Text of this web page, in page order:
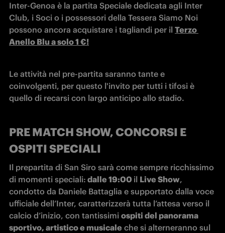
Inter-Genoa è la partita Speciale dedicata agli Inter
Club, i Soci o i possessori della Tessera Siamo Noi
possono ancora acquistare i tagliandi per il Terzo
Anello Blu a solo 1 €!
Le attività nel pre-partita saranno tante e
coinvolgenti, per questo l'invito per tutti i tifosi è
quello di recarsi con largo anticipo allo stadio.
PRE MATCH SHOW, CONCORSI E
OSPITI SPECIALI
Il prepartita di San Siro sarà come sempre ricchissimo
di momenti speciali: dalle 19:00 il Live Show,
condotto da Daniele Battaglia e supportato dalla voce
ufficiale dell’Inter, caratterizzerà tutta l’attesa verso il
calcio d’inizio, con tantissimi ospiti del panorama
sportivo, artistico e musicale che si alterneranno sul